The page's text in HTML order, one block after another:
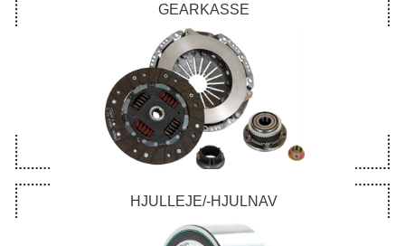
GEARKASSE
HJULLEJE/-HJULNAV